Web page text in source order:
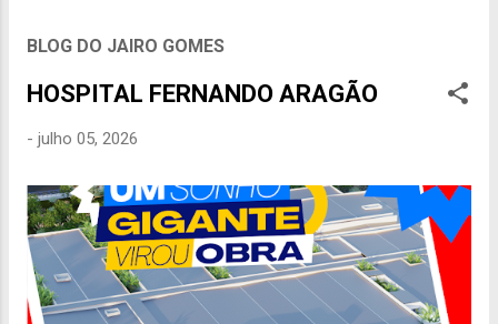
BLOG DO JAIRO GOMES
HOSPITAL FERNANDO ARAGÃO
- julho 05, 2026